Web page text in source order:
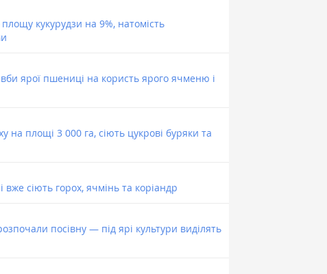
кукурудзи на 9%, натомість
ярої пшениці на користь ярого ячменю і
на площі 3 000 га, сіють цукрові буряки та
сіють горох, ячмінь та коріандр
посівну — під ярі культури виділять